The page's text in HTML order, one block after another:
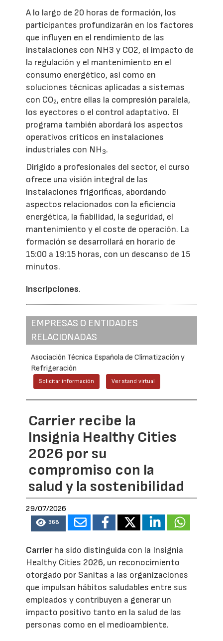
A lo largo de 20 horas de formación, los
participantes profundizarán en los factores
que influyen en el rendimiento de las
instalaciones con NH3 y CO2, el impacto de
la regulación y el mantenimiento en el
consumo energético, así como en
soluciones técnicas aplicadas a sistemas
con CO2, entre ellas la compresión paralela,
los eyectores o el control adaptativo. El
programa también abordará los aspectos
operativos críticos en instalaciones
industriales con NH3.
Dirigido a profesionales del sector, el curso
ofrece una visión integral de las
instalaciones frigoríficas, abordando
aspectos relacionados con la eficiencia
energética, la fiabilidad, la seguridad, el
mantenimiento y el coste de operación. La
formación se desarrollará en horario de
15:00 a 19:15 horas, con un descanso de 15
minutos.
Inscripciones.
EMPRESAS O ENTIDADES
RELACIONADAS
Asociación Técnica Española de Climatización y
Refrigeración
Solicitar información Ver stand virtual
Carrier recibe la
Insignia Healthy Cities
2026 por su
compromiso con la
salud y la sostenibilidad
29/07/2026
368
Carrierha sido distinguida con la Insignia
Healthy Cities 2026, un reconocimiento
otorgado por Sanitas a las organizaciones
que impulsan hábitos saludables entre sus
empleados y contribuyen a generar un
impacto positivo tanto en la salud de las
personas como en el medioambiente.